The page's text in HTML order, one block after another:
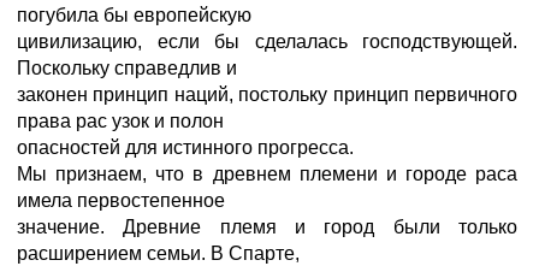
погубила бы европейскую
цивилизацию, если бы сделалась господствующей.
Поскольку справедлив и
законен принцип наций, постольку принцип первичного
права рас узок и полон
опасностей для истинного прогресса.
Мы признаем, что в древнем племени и городе раса
имела первостепенное
значение. Древние племя и город были только
расширением семьи. В Спарте,